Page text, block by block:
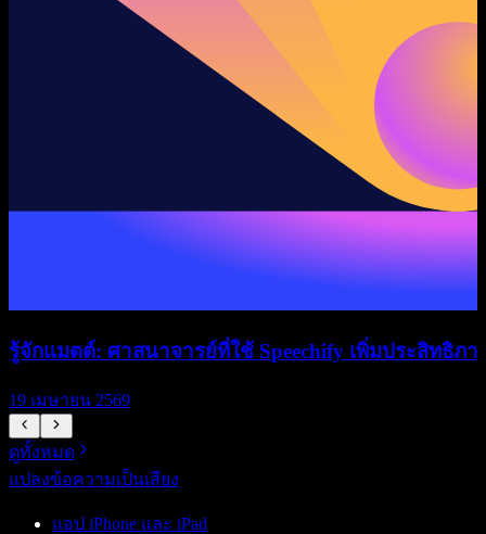
รู้จักแมตต์: ศาสนาจารย์ที่ใช้ Speechify เพิ่มประสิทธิภา
19 เมษายน 2569
ดูทั้งหมด
แปลงข้อความเป็นเสียง
แอป iPhone และ iPad